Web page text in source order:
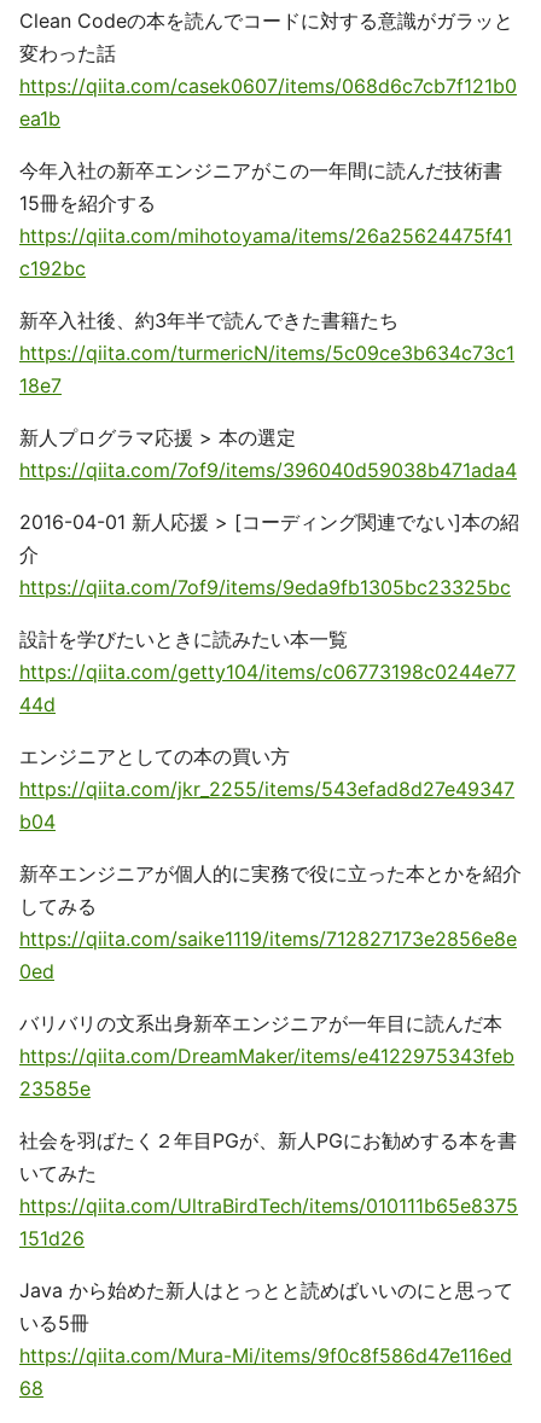
Clean Codeの本を読んでコードに対する意識がガラッと
変わった話
https://qiita.com/casek0607/items/068d6c7cb7f121b0
ea1b
今年入社の新卒エンジニアがこの一年間に読んだ技術書
15冊を紹介する
https://qiita.com/mihotoyama/items/26a25624475f41
c192bc
新卒入社後、約3年半で読んできた書籍たち
https://qiita.com/turmericN/items/5c09ce3b634c73c1
18e7
新人プログラマ応援 > 本の選定
https://qiita.com/7of9/items/396040d59038b471ada4
2016-04-01 新人応援 > [コーディング関連でない]本の紹
介
https://qiita.com/7of9/items/9eda9fb1305bc23325bc
設計を学びたいときに読みたい本一覧
https://qiita.com/getty104/items/c06773198c0244e77
44d
エンジニアとしての本の買い方
https://qiita.com/jkr_2255/items/543efad8d27e49347
b04
新卒エンジニアが個人的に実務で役に立った本とかを紹介
してみる
https://qiita.com/saike1119/items/712827173e2856e8e
0ed
バリバリの文系出身新卒エンジニアが一年目に読んだ本
https://qiita.com/DreamMaker/items/e4122975343feb
23585e
社会を羽ばたく２年目PGが、新人PGにお勧めする本を書
いてみた
https://qiita.com/UltraBirdTech/items/010111b65e8375
151d26
Java から始めた新人はとっとと読めばいいのにと思って
いる5冊
https://qiita.com/Mura-Mi/items/9f0c8f586d47e116ed
68